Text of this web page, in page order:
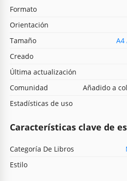
Formato
Orientación
Tamaño
A4
Creado
Última actualización
Comunidad
Añadido a
Estadísticas de uso
Características clave de
Categoría De Libros
Estilo